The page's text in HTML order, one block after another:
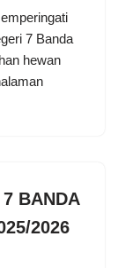
7 Banda
hewan
BANDA
2026